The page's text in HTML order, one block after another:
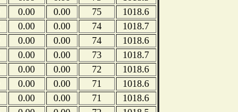
0.00 0.00 75
1018.6
0.00 0.00 74
1018.7
0.00 0.00 74
1018.6
0.00 0.00 73
1018.7
0.00 0.00 72
1018.6
0.00 0.00 71
1018.6
0.00 0.00 71
1018.6